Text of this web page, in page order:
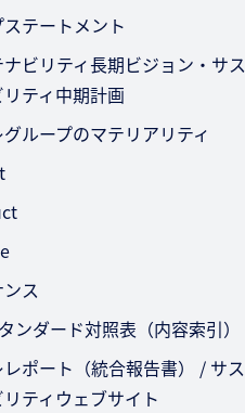
ステートメント
ビリティ長期ビジョン・サス
ティ中期計画
ループのマテリアリティ
ス
ンダード対照表（内容索引）
ポート（統合報告書） / サス
ティウェブサイト